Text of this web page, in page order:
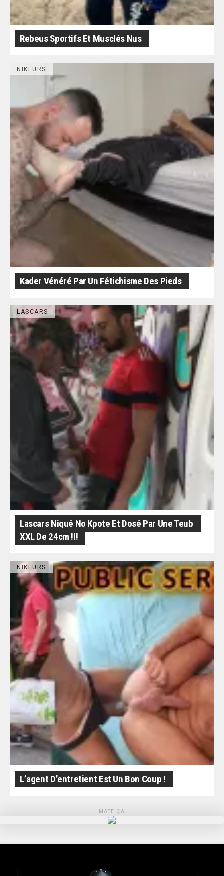
Rebeus Sportifs Et Musclés Nus
NIKEURS
Kader Vénéré Par Un Fétichisme Des Pieds
LASCARS
Lascars Niqué No Kpote Et Dosé Par Une Teub
XXL De 24cm !!!
NIKEURS
L’agent D’entretient Est Un Bon Coup !
MATE ÇA